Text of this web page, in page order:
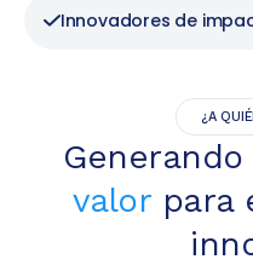
Innovadores de
¿A
Generando
valorpara